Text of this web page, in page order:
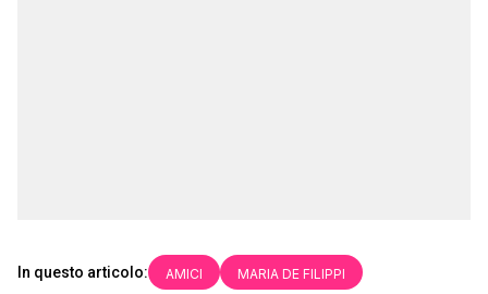
In questo articolo: AMICI MARIA DE FILIPPI